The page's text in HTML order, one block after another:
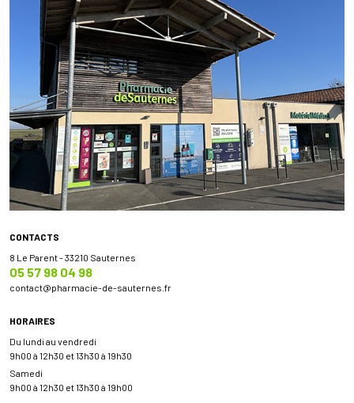
CONTACTS
8 Le Parent - 33210 Sauternes
05 57 98 04 98
contact@pharmacie-de-sauternes.fr
HORAIRES
Du lundi au vendredi
9h00 à 12h30 et 13h30 à 19h30
Samedi
9h00 à 12h30 et 13h30 à 19h00